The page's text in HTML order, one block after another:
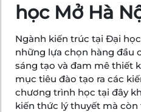
học Mở Hà
Ngành kiến trúc tại Đại
những lựa chọn hàng đầu
sáng tạo và đam mê thiết
mục tiêu đào tạo ra các
chương trình học tại đây
kiến thức lý thuyết mà